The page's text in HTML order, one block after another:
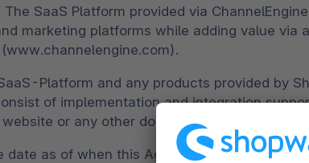
The SaaS Platform provided via
marketing platforms while adding value via
Platform and any products provided by
of implementation and integration
website or any other documentation that may
date as of when this Agreement is legally